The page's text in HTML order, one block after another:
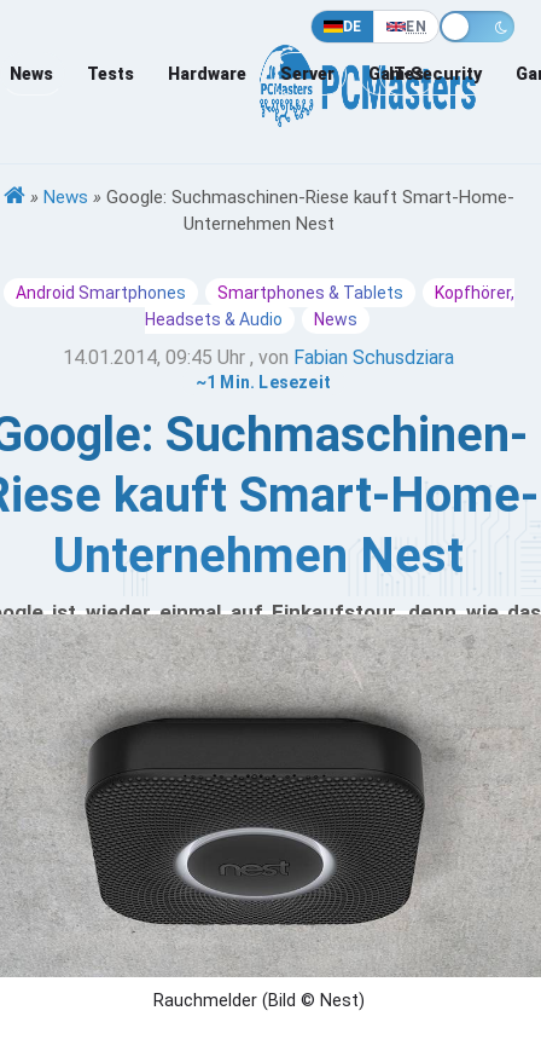
DE EN
News Tests Hardware Server Games
IT-Security
» News » Google: Suchmaschinen-Riese kauft Smart-Home-
Unternehmen Nest
Android Smartphones Smartphones & Tablets
Kopfhörer,
Headsets & Audio
News
14.01.2014, 09:45 Uhr , von Fabian Schusdziara
~1 Min. Lesezeit
Suchmaschinen-
kauft Smart-Home-
Unternehmen Nest
ist wieder einmal auf Einkaufstour, denn wie das
per Pressemitteilung verrät, übernimmt der
den Smart Home-Spezialisten
Der Kaufpreis für das US-Unternehmen, dessen
wirkende Feuer-/Rauchmelder und
sich per Android- und iOS-App steuern
liegt bei 3,2 Milliarden US-Dollar. Wie Google
soll Nest weiterhin von CEO Tony Fadell geführt
Doch Google, genauer gesagt CEO Larry Page, hat
Ziele: Er will das Geschäft erweitern und in
Märkte expandieren.
Rauchmelder (Bild © Nest)